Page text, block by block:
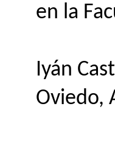
en la
Iyán
Oviedo,